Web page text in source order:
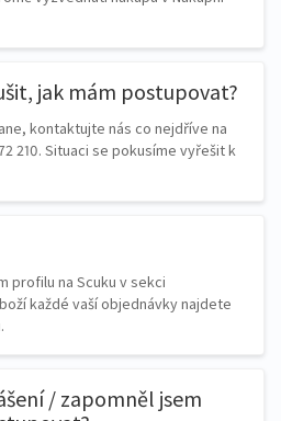
jak mám postupovat?
kontaktujte nás co nejdříve na
210. Situaci se pokusíme vyřešit k
profilu na Scuku v sekci
každé vaší objednávky najdete
/ zapomněl jsem